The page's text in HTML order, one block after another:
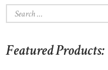
Search
for:
Featured Products: